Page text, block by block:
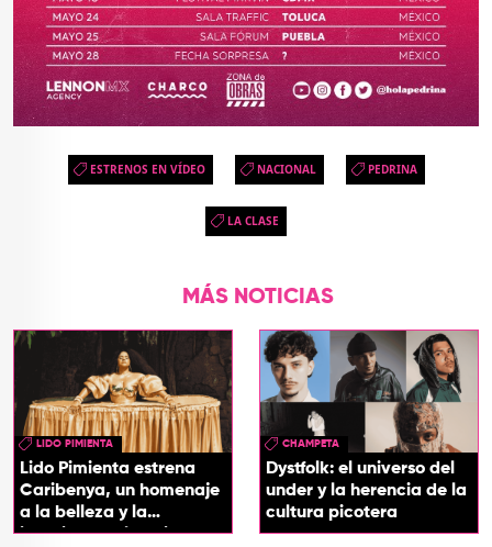
ESTRENOS EN VÍDEO NACIONAL PEDRINA
LA CLASE
MÁS NOTICIAS
LIDO PIMIENTA
Lido Pimienta estrena
Caribenya, un homenaje
a la belleza y la
identidad del Caribe
CHAMPETA
Dystfolk: el universo del
under y la herencia de la
cultura picotera